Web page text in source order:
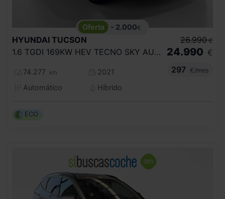
- 2.000€
HYUNDAI TUCSON
1.6 TGDI 169KW HEV TECNO SKY AUTO
74.277 km
2021
Automático
Híbrido
26.990 €
24.990 €
297
€/mes
ECO